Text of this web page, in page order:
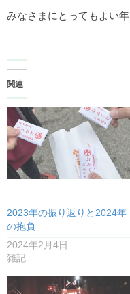
みなさまにとってもよい年
関連
2023年の振り返りと2024年
の抱負
2024年2月4日
雑記